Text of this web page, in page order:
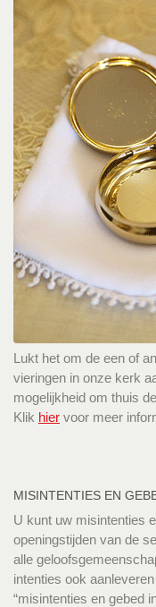
Lukt het om de een of
vieringen in onze kerk
mogelijkheid om thuis
Klik hier voor meer
MISINTENTIES EN
U kunt uw misintenties
openingstijden van de
alle
intenties ook
“misintenties en gebed